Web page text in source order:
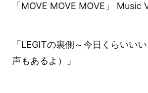
「MOVE MOVE MOVE」 Music
「LEGITの裏側～今日くらいい
声もあるよ）」